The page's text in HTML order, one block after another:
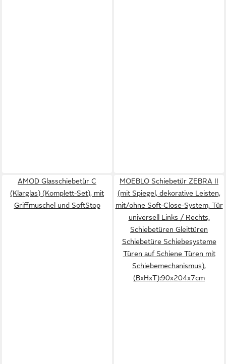
AMOD Glasschiebetür C
(Klarglas) (Komplett-Set), mit
Griffmuschel und SoftStop
MOEBLO Schiebetür ZEBRA II
(mit Spiegel, dekorative Leisten,
mit/ohne Soft-Close-System, Tür
universell Links / Rechts,
Schiebetüren Gleittüren
Schiebetüre Schiebesysteme
Türen auf Schiene Türen mit
Schiebemechanismus),
(BxHxT):90x204x7cm